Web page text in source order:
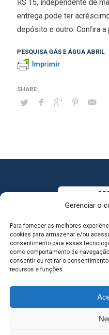
Gerenciar o
Para fornecer as melhores
cookies para armazenar e/ou
consentimento para essas
como comportamento de
consentir ou retirar o
recursos e funções.
R$ 15, independente de
entrega pode ter
depósito e outro. Confira
PESQUISA GÁS E ÁGUA ABRIL
Imprimir
MAPA DO SITE
SEDE DO